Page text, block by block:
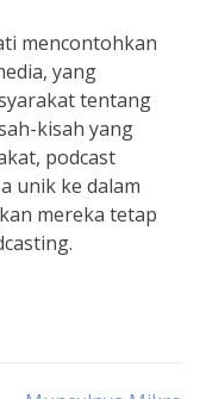
mencontohkan
yang
tentang
kisah yang
podcast
unik ke dalam
mereka tetap